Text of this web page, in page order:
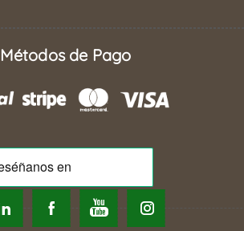
Métodos de Pago